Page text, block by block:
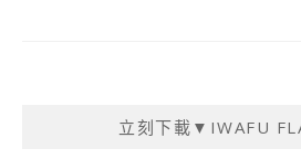
立刻下載▼IWAFU